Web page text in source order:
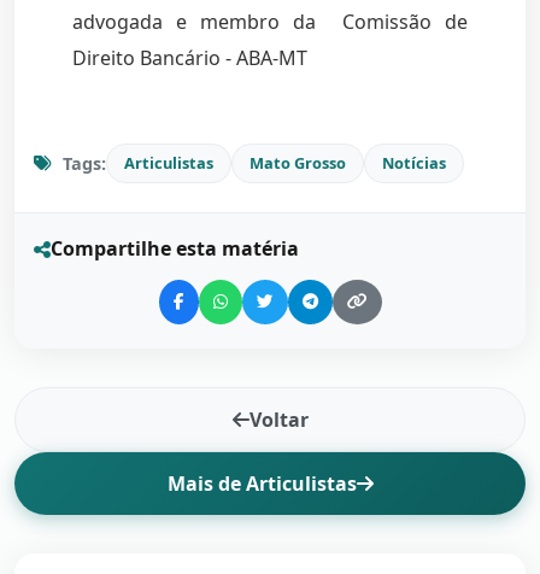
advogada e membro da Comissão de
Direito Bancário - ABA-MT
Tags: Articulistas Mato Grosso Notícias
Compartilhe esta matéria
Voltar
Mais de Articulistas